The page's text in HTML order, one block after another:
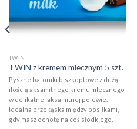
TWIN
TWIN z kremem mlecznym 5 szt.
Pyszne batoniki biszkoptowe z dużą
ilością aksamitnego kremu mlecznego
w delikatnej aksamitnej polewie.
Idealna przekąska między posiłkami,
gdy masz ochotę na coś słodkiego.